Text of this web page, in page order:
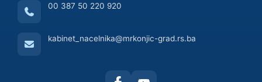
00 387 50 220 920
kabinet_nacelnika@mrkonjic-grad.rs.ba